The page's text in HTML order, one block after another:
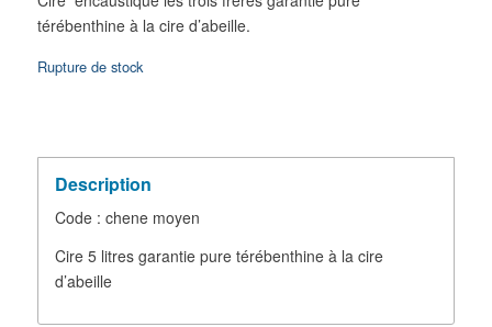
térébenthine à la cire d’abeille.
Rupture de stock
Description
Code : chene moyen
Cire 5 litres garantie pure térébenthine à la cire
d’abeille